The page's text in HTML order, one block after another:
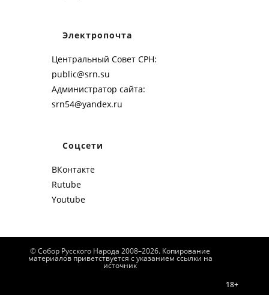
Электропочта
Центральный Совет СРН:
public@srn.su
Администратор сайта:
srn54@yandex.ru
Соцсети
ВКонтакте
Rutube
Youtube
© Собор Русского Народа 2008–2026. Копирование
материалов приветствуется с указанием ссылки на
источник
18+